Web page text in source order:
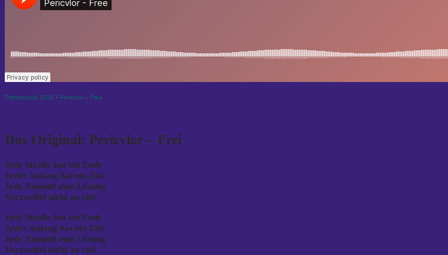
Plattsounds 2022 · Pericvlor – Free
Das Original: Pericvlor – Frei
Jede Straße hat ein Ende
Jeder Anfang hat ein Ziel
Jede Zukunft eine Lösung
Verzweifel nicht zu viel
Jede Straße hat ein Ende
Jeder Anfang hat ein Ziel
Jede Zukunft eine Lösung
Verzweifel nicht zu viel